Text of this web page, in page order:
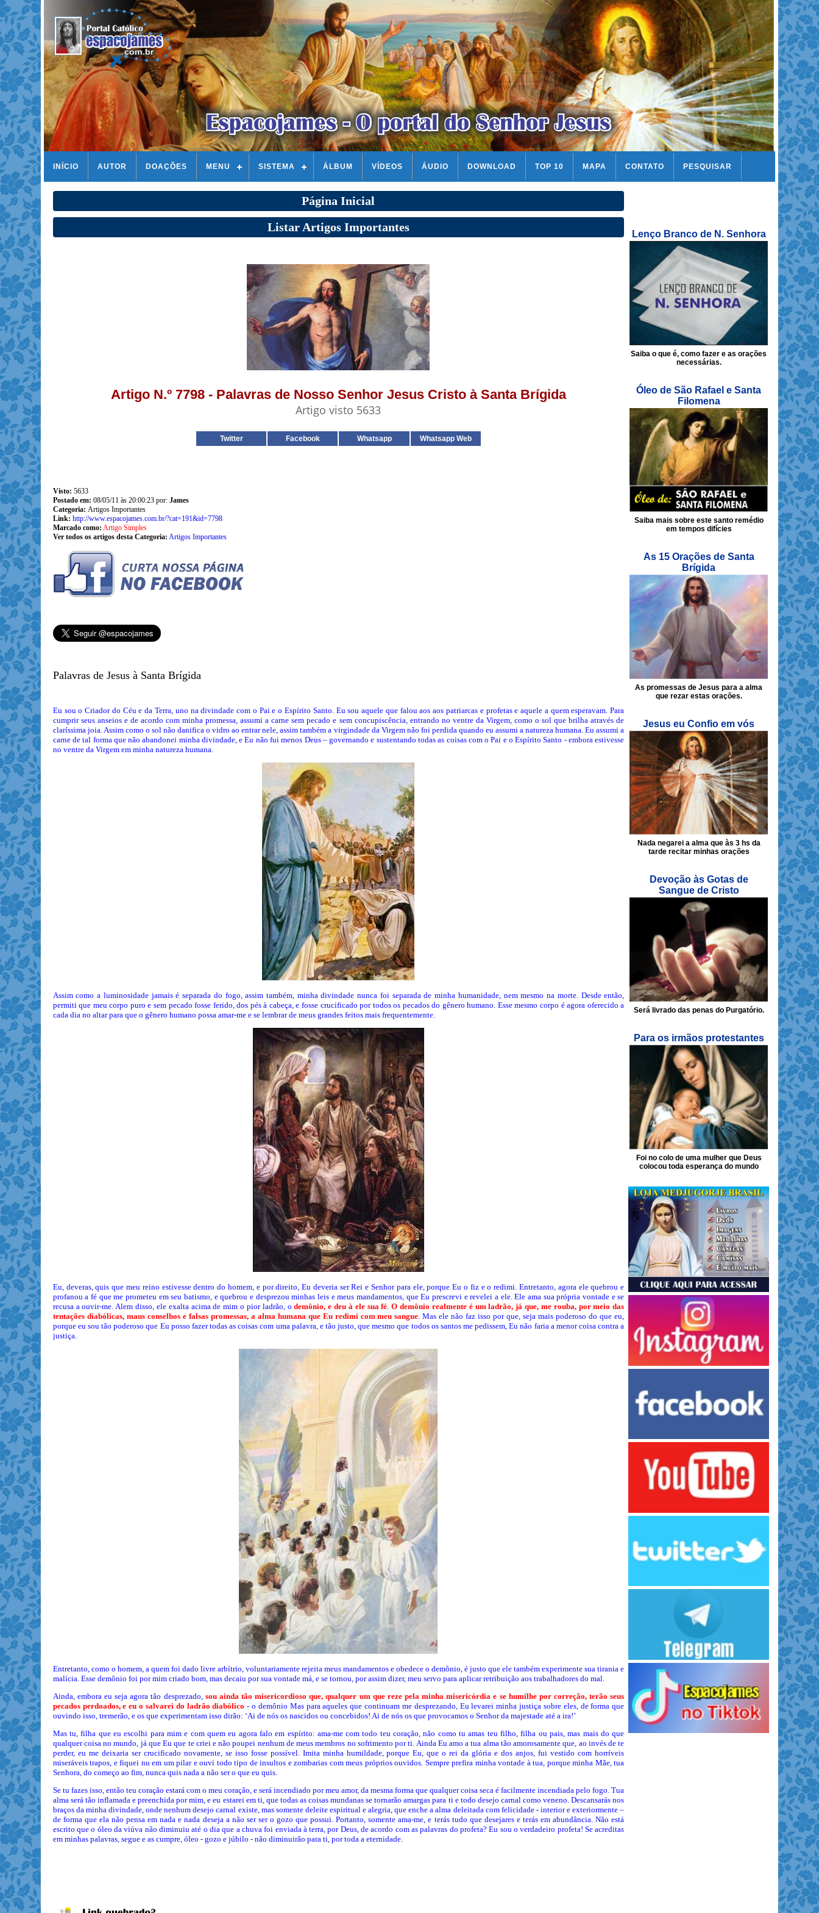
INÍCIO AUTOR DOAÇÕES MENU SISTEMA ÁLBUM VÍDEOS ÁUDIO DOWNLOAD TOP 10 MAPA CONTATO PESQUISAR
Página Inicial
Listar Artigos Importantes
Artigo N.º 7798 - Palavras de Nosso Senhor Jesus Cristo à Santa Brígida
Artigo visto 5633
Twitter Facebook Whatsapp Whatsapp Web
Visto: 5633
Postado em: 08/05/11 às 20:00:23 por: James
Categoria: Artigos Importantes
Link: http://www.espacojames.com.br/?cat=191&id=7798
Marcado como: Artigo Simples
Ver todos os artigos desta Categoria: Artigos Importantes
Palavras de Jesus à Santa Brígida
Eu sou o Criador do Céu e da Terra, uno na divindade com o Pai e o Espírito Santo. Eu sou aquele que falou aos aos patriarcas e profetas e aquele a quem esperavam. Para
cumprir seus anseios e de acordo com minha promessa, assumi a carne sem pecado e sem concupiscência, entrando no ventre da Virgem, como o sol que brilha através de
claríssima joia. Assim como o sol não danifica o vidro ao entrar nele, assim também a virgindade da Virgem não foi perdida quando eu assumi a natureza humana. Eu assumi a
carne de tal forma que não abandonei minha divindade, e Eu não fui menos Deus – governando e sustentando todas as coisas com o Pai e o Espírito Santo - embora estivesse
no ventre da Virgem em minha natureza humana.
Assim como a luminosidade jamais é separada do fogo, assim também, minha divindade nunca foi separada de minha humanidade, nem mesmo na morte. Desde então,
permiti que meu corpo puro e sem pecado fosse ferido, dos pés à cabeça, e fosse crucificado por todos os pecados do gênero humano. Esse mesmo corpo é agora oferecido a
cada dia no altar para que o gênero humano possa amar-me e se lembrar de meus grandes feitos mais frequentemente.
Eu, deveras, quis que meu reino estivesse dentro do homem, e por direito, Eu deveria ser Rei e Senhor para ele, porque Eu o fiz e o redimi. Entretanto, agora ele quebrou e
profanou a fé que me prometeu em seu batismo, e quebrou e desprezou minhas leis e meus mandamentos, que Eu prescrevi e revelei a ele. Ele ama sua própria vontade e se
recusa a ouvir-me. Alem disso, ele exalta acima de mim o pior ladrão, o demônio, e deu à ele sua fé. O demônio realmente é um ladrão, já que, me rouba, por meio das
tentações diabólicas, maus conselhos e falsas promessas, a alma humana que Eu redimi com meu sangue. Mas ele não faz isso por que, seja mais poderoso do que eu,
porque eu sou tão poderoso que Eu posso fazer todas as coisas com uma palavra, e tão justo, que mesmo que todos os santos me pedissem, Eu não faria a menor coisa contra a
justiça.
Entretanto, como o homem, a quem foi dado livre arbítrio, voluntariamente rejeita meus mandamentos e obedece o demônio, é justo que ele também experimente sua tirania e
malícia. Esse demônio foi por mim criado bom, mas decaiu por sua vontade má, e se tornou, por assim dizer, meu servo para aplicar retribuição aos trabalhadores do mal.
Ainda, embora eu seja agora tão desprezado, sou ainda tão misericordioso que, qualquer um que reze pela minha misericórdia e se humilhe por correção, terão seus
pecados perdoados, e eu o salvarei do ladrão diabólico - o demônio Mas para aqueles que continuam me desprezando, Eu levarei minha justiça sobre eles, de forma que
ouvindo isso, tremerão, e os que experimentam isso dirão: ‘Ai de nós os nascidos ou concebidos! Ai de nós os que provocamos o Senhor da majestade até a ira!’
Mas tu, filha que eu escolhi para mim e com quem eu agora falo em espírito: ama-me com todo teu coração, não como tu amas teu filho, filha ou pais, mas mais do que
qualquer coisa no mundo, já que Eu que te criei e não poupei nenhum de meus membros no sofrimento por ti. Ainda Eu amo a tua alma tão amorosamente que, ao invés de te
perder, eu me deixaria ser crucificado novamente, se isso fosse possível. Imita minha humildade, porque Eu, que o rei da glória e dos anjos, fui vestido com horríveis
miseráveis trapos, e fiquei nu em um pilar e ouvi todo tipo de insultos e zombarias com meus próprios ouvidos. Sempre prefira minha vontade à tua, porque minha Mãe, tua
Senhora, do começo ao fim, nunca quis nada a não ser o que eu quis.
Se tu fazes isso, então teu coração estará com o meu coração, e será incendiado por meu amor, da mesma forma que qualquer coisa seca é facilmente incendiada pelo fogo. Tua
alma será tão inflamada e preenchida por mim, e eu estarei em ti, que todas as coisas mundanas se tornarão amargas para ti e todo desejo carnal como veneno. Descansarás nos
braços da minha divindade, onde nenhum desejo carnal existe, mas somente deleite espiritual e alegria, que enche a alma deleitada com felicidade - interior e exteriormente –
de forma que ela não pensa em nada e nada deseja a não ser ser o gozo que possui. Portanto, somente ama-me, e terás tudo que desejares e terás em abundância. Não está
escrito que o óleo da viúva não diminuiu até o dia que a chuva foi enviada à terra, por Deus, de acordo com as palavras do profeta? Eu sou o verdadeiro profeta! Se acreditas
em minhas palavras, segue e as cumpre, óleo - gozo e júbilo - não diminuirão para ti, por toda a eternidade.
Lenço Branco de N. Senhora
Saiba o que é, como fazer e as orações
necessárias.
Óleo de São Rafael e Santa
Filomena
Saiba mais sobre este santo remédio
em tempos difícies
As 15 Orações de Santa
Brígida
As promessas de Jesus para a alma
que rezar estas orações.
Jesus eu Confio em vós
Nada negarei a alma que às 3 hs da
tarde recitar minhas orações
Devoção às Gotas de
Sangue de Cristo
Será livrado das penas do Purgatório.
Para os irmãos protestantes
Foi no colo de uma mulher que Deus
colocou toda esperança do mundo